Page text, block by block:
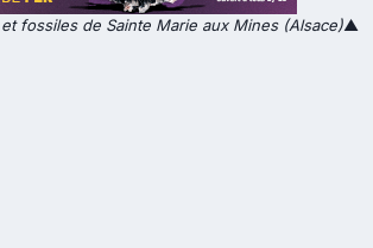
fossiles de Sainte Marie aux Mines (Alsace)▲